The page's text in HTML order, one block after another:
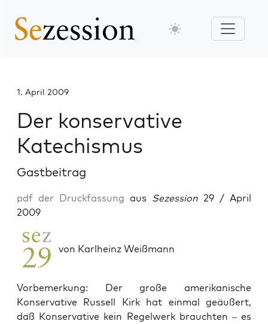
1. April 2009
Der konservative
Katechismus
Gastbeitrag
pdf der Druckfassung aus Sezession 29 / April
2009
von Karlheinz Weißmann
Vorbemerkung: Der große amerikanische
Konservative Russell Kirk hat einmal geäußert,
daß Konservative kein Regelwerk brauchten – es